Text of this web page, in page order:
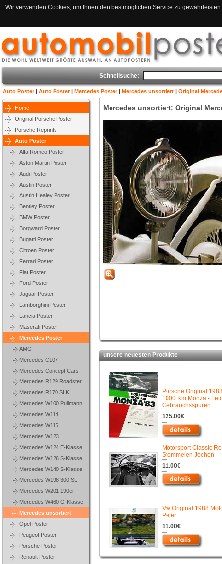
Wir verwenden Cookies, um Ihnen den bestmöglichen Service zu
Schnellsuche:
Auto Poster| Auto Poster| Mercedes Poster| Mercedes unsortiert | Original
Home
Original Porsche Poster
Porsche Reprints
Auto Poster
Alfa Romeo Poster
Aston Martin Poster
Audi Poster
Austin Poster
Austin Healey Poster
Bentley Poster
BMW Poster
Borgward Poster
Bugatti Poster
Citroen Poster
Ferrari Poster
Fiat Poster
Ford Poster
Jaguar Poster
Lamborghini Poster
Lancia Poster
Maserati Poster
Mercedes Poster
AMG
Mercedes C107
Mercedes Concept Cars
Mercedes R129 Roadster
Mercedes R170 SLK
Mercedes W100 Pullmann
Mercedes W114
Mercedes W116
Mercedes W123
Mercedes W124 E-Klasse
Mercedes W126 S-Klasse
Mercedes W140 S-Klasse
Mercedes W198 300 SL
Mercedes W201 190er
Mercedes W460 G-Klasse
Mercedes unsortiert
Opel Poster
Peugeot Poster
Porsche Poster
Renault Poster
Mercedes unsortiert: Original
unsere neuesten Produkte
Porsche Original
1000 Km Monza -
Gebrauchsspuren
125.00€
Motorsport Classic
Stommelen Jochen
11.00€
Vw Original 1988
Peter
11.00€